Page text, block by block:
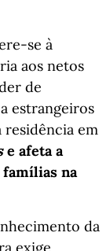
se à
aos netos
de
estrangeiros
residência em
e afeta a
famílias na
da
exige